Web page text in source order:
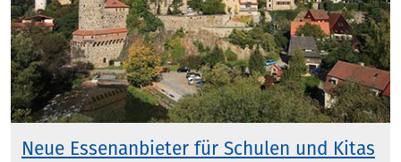
Neue Essenanbieter für Schulen und Kitas